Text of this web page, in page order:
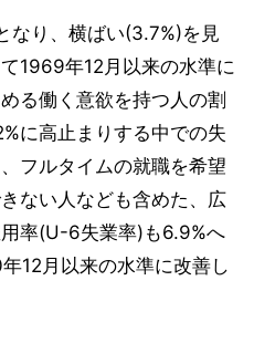
なり、横ばい(3.7%)を見
1969年12月以来の水準に
る働く意欲を持つ人の割
に高止まりする中での失
フルタイムの就職を希望
ない人なども含めた、広
率(U-6失業率)も6.9%へ
12月以来の水準に改善し